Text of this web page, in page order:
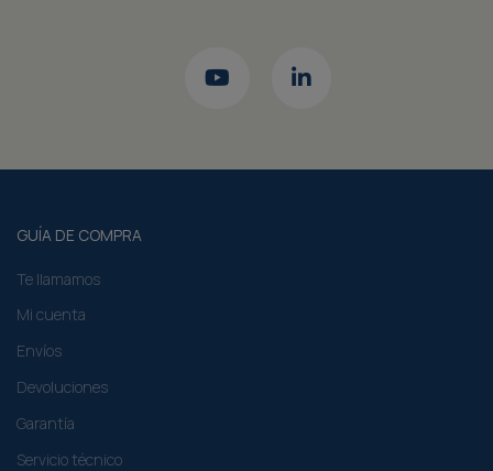
GUÍA DE COMPRA
Te llamamos
Mi cuenta
Envíos
Devoluciones
Garantía
Servicio técnico